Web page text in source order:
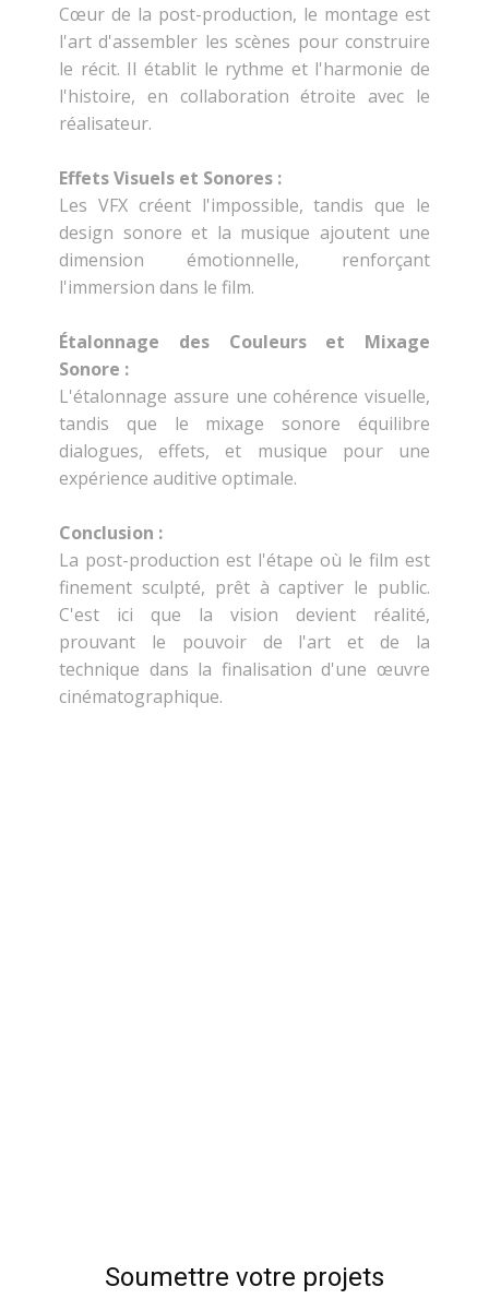
Cœur de la post-production, le montage est
l'art d'assembler les scènes pour construire
le récit. Il établit le rythme et l'harmonie de
l'histoire, en collaboration étroite avec le
réalisateur.
Effets Visuels et Sonores :
Les VFX créent l'impossible, tandis que le
design sonore et la musique ajoutent une
dimension émotionnelle, renforçant
l'immersion dans le film.
Étalonnage des Couleurs et Mixage
Sonore :
L'étalonnage assure une cohérence visuelle,
tandis que le mixage sonore équilibre
dialogues, effets, et musique pour une
expérience auditive optimale.
Conclusion :
La post-production est l'étape où le film est
finement sculpté, prêt à captiver le public.
C'est ici que la vision devient réalité,
prouvant le pouvoir de l'art et de la
technique dans la finalisation d'une œuvre
cinématographique.
Soumettre votre projets